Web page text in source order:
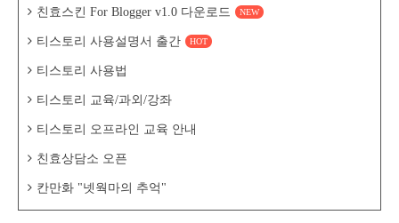
친효스킨 For Blogger v1.0 다운로드 NEW
티스토리 사용설명서 출간 HOT
티스토리 사용법
티스토리 교육/과외/강좌
티스토리 오프라인 교육 안내
친효상담소 오픈
칸만화 "넷웍마의 추억"